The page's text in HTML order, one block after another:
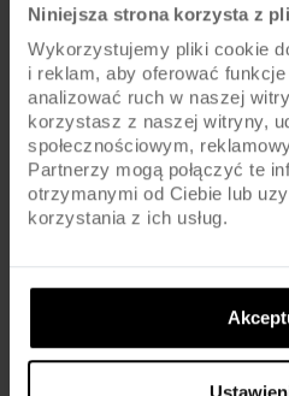
Niniejsza strona korzysta z
Wykorzystujemy pliki cookie
i reklam, aby oferować
analizować ruch w naszej
korzystasz z naszej witryny,
społecznościowym,
Partnerzy mogą połączyć te
otrzymanymi od Ciebie lub
korzystania z ich usług.
Opony
Dętki
KOMPONENTY
SHIMANO ALTUS